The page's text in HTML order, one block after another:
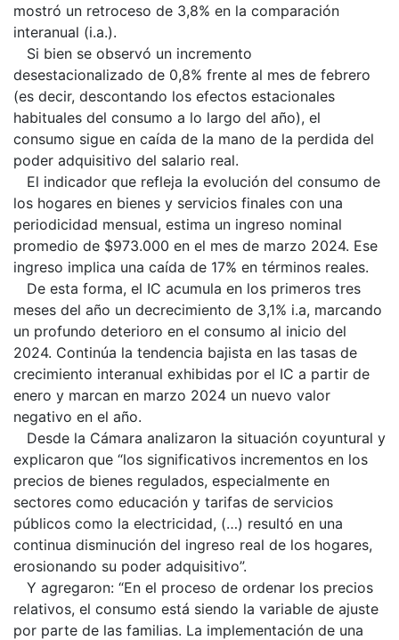
mostró un retroceso de 3,8% en la comparación
interanual (i.a.).
Si bien se observó un incremento
desestacionalizado de 0,8% frente al mes de febrero
(es decir, descontando los efectos estacionales
habituales del consumo a lo largo del año), el
consumo sigue en caída de la mano de la perdida del
poder adquisitivo del salario real.
El indicador que refleja la evolución del consumo de
los hogares en bienes y servicios finales con una
periodicidad mensual, estima un ingreso nominal
promedio de $973.000 en el mes de marzo 2024. Ese
ingreso implica una caída de 17% en términos reales.
De esta forma, el IC acumula en los primeros tres
meses del año un decrecimiento de 3,1% i.a, marcando
un profundo deterioro en el consumo al inicio del
2024. Continúa la tendencia bajista en las tasas de
crecimiento interanual exhibidas por el IC a partir de
enero y marcan en marzo 2024 un nuevo valor
negativo en el año.
Desde la Cámara analizaron la situación coyuntural y
explicaron que “los significativos incrementos en los
precios de bienes regulados, especialmente en
sectores como educación y tarifas de servicios
públicos como la electricidad, (…) resultó en una
continua disminución del ingreso real de los hogares,
erosionando su poder adquisitivo”.
Y agregaron: “En el proceso de ordenar los precios
relativos, el consumo está siendo la variable de ajuste
por parte de las familias. La implementación de una